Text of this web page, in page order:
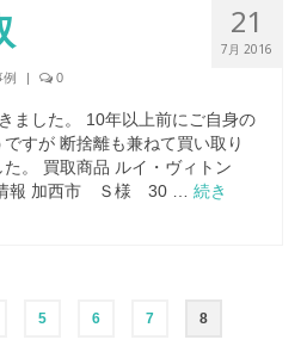
21
7月 2016
例 | 0
ました。 10年以上前にご自身の
すが 断捨離も兼ねて買い取り
た。 買取商品 ルイ・ヴィトン
情報 加西市 Ｓ様 30 … 続き
5 6 7 8